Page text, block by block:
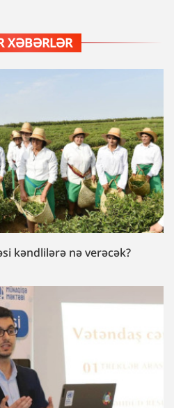
XƏBƏRLƏR
kəndlilərə nə verəcək?